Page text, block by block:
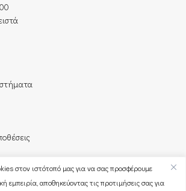
στον ιστότοπό μας για να σας προσφέρουμε
εμπειρία, αποθηκεύοντας τις προτιμήσεις σας για